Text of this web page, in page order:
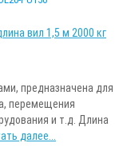
предназначена для
перемещения
и т.д. Длина
далее...